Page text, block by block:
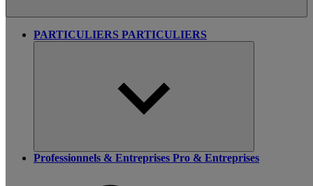
PARTICULIERS PARTICULIERS
Professionnels & Entreprises Pro & Entreprises